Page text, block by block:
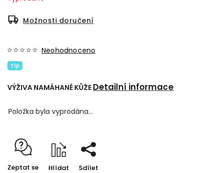
Možnosti doručení
Tip
Neohodnoceno
VÝŽIVA NAMÁHANÉ KŮŽE Detailní informace
Položka byla vyprodána…
Zeptat se Hlídat Sdílet